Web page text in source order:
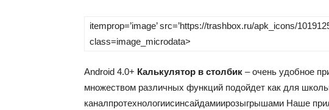
itemprop=’image’ src=’https://trashbox.ru/apk_icons/
class=image_microdata>
Android 4.0+ Калькулятор в столбик – очень удобное
множеством различных функций подойдет как для
каналпротехнологиисинсайдамиирозыгрышами Наше